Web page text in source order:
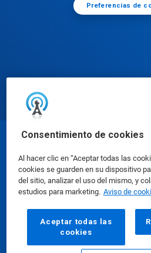
Consentimiento de cookies
Al hacer clic en “Aceptar todas las
cookies se guarden en su dispositivo
del sitio, analizar el uso del mismo, y
estudios para marketing. Aviso de
Aceptar todas las
cookies
Preferencias de
Hojas de datos de seguridad
|condiciones